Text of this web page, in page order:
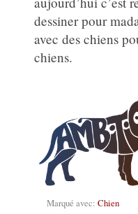
dessiner pour
avec des chiens
chiens.
Marqué avec: Chien